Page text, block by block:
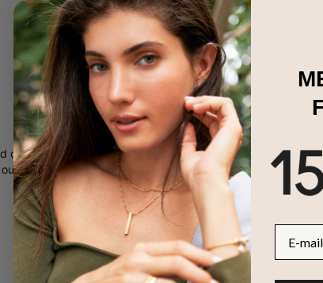
det perfekte smykke til at forkæle dig selv eller en du har